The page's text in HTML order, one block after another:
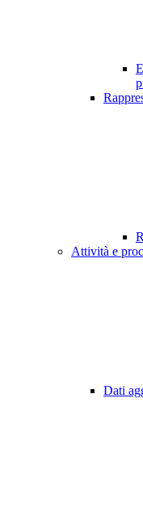
Attività e
Dati